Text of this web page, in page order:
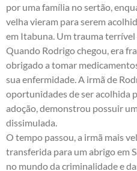
por uma família no sertão,
velha vieram para serem
em Itabuna. Um trauma terrível
Quando Rodrigo chegou, era
obrigado a tomar
sua enfermidade. A irmã de
oportunidades de ser acolhida
adoção, demonstrou possuir
dissimulada.
O tempo passou, a irmã mais
transferida para um abrigo em
no mundo da criminalidade e